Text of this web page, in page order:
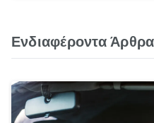
Ενδιαφέροντα